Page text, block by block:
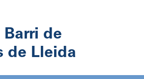
Barri de
de Lleida